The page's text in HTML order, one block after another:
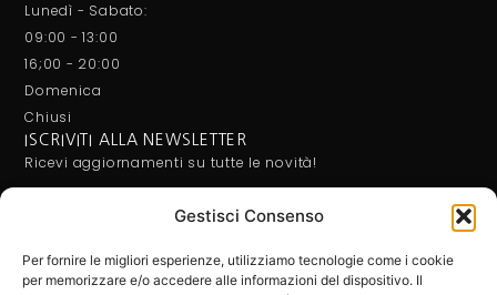
Gestisci Consenso
Per fornire le migliori esperienze, utilizziamo tecnologie come i cookie
per memorizzare e/o accedere alle informazioni del dispositivo. Il
Lunedì - Sabato:
09:00 - 13:00
16;00 - 20:00
Domenica
Chiusi
ISCRIVITI ALLA NEWSLETTER
Ricevi aggiornamenti su tutte le novità!
Letta e compresa l'Informativa Privacy, acconsento al
trattamento dei miei dati per ricevere le newsletter.